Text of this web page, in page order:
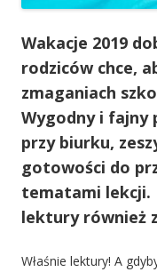
Wakacje 2019
rodziców chce,
zmaganiach
Wygodny i fajny
przy biurku,
gotowości do
tematami lekcji.
lektury również
Właśnie lektury! A